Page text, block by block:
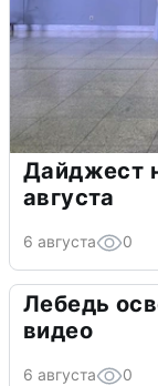
Дайджест
августа
6 августа 0
Лебедь
видео
6 августа 0